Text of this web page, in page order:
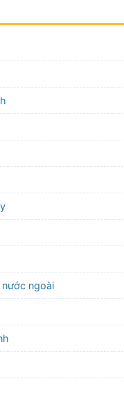
ngoài